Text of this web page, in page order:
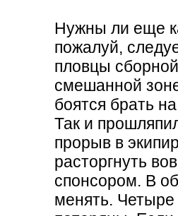
Нужны ли еще
пожалуй,
пловцы
смешанной
боятся брать
Так и
прорыв в
расторгнуть
спонсором. В
менять.